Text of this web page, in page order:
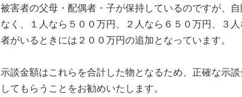
被害者の父母・配偶者・子が保持しているのですが、
なく、１人なら５００万円、２人なら６５０万円、３
者がいるときには２００万円の追加となっています。
示談金額はこれらを合計した物となるため、正確な示
してもらうことをお勧めいたします。